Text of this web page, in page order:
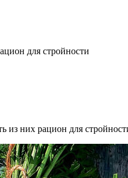
для стройности
из них рацион для